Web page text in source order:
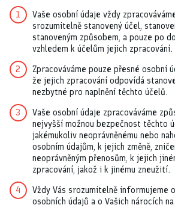
Vaše osobní údaje vždy
srozumitelně stanovený účel,
stanoveným způsobem, a pouze po
vzhledem k účelům jejich zpracování.
Zpracováváme pouze přesné osobní
že jejich zpracování odpovídá
nezbytné pro naplnění těchto účelů.
Vaše osobní údaje zpracováváme
nejvyšší možnou bezpečnost těchto
jakémukoliv neoprávněnému nebo
osobním údajům, k jejich změně,
neoprávněným přenosům, k jejich
zpracování, jakož i k jinému zneužití.
Vždy Vás srozumitelně informujeme
osobních údajů a o Vašich nárocích